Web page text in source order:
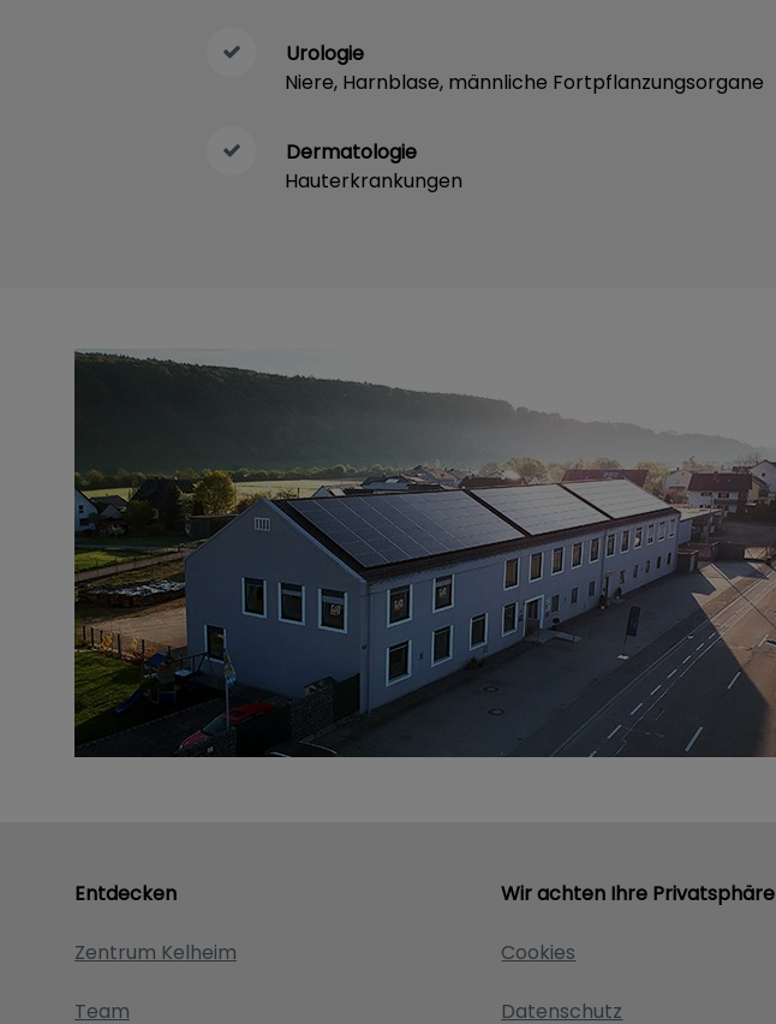
Urologie
Niere, Harnblase, männliche Fortpflanzungsorgane
Dermatologie
Hauterkrankungen
Entdecken
Zentrum Kelheim
Team
Wir achten Ihre Privatsphäre
Cookies
Datenschutz